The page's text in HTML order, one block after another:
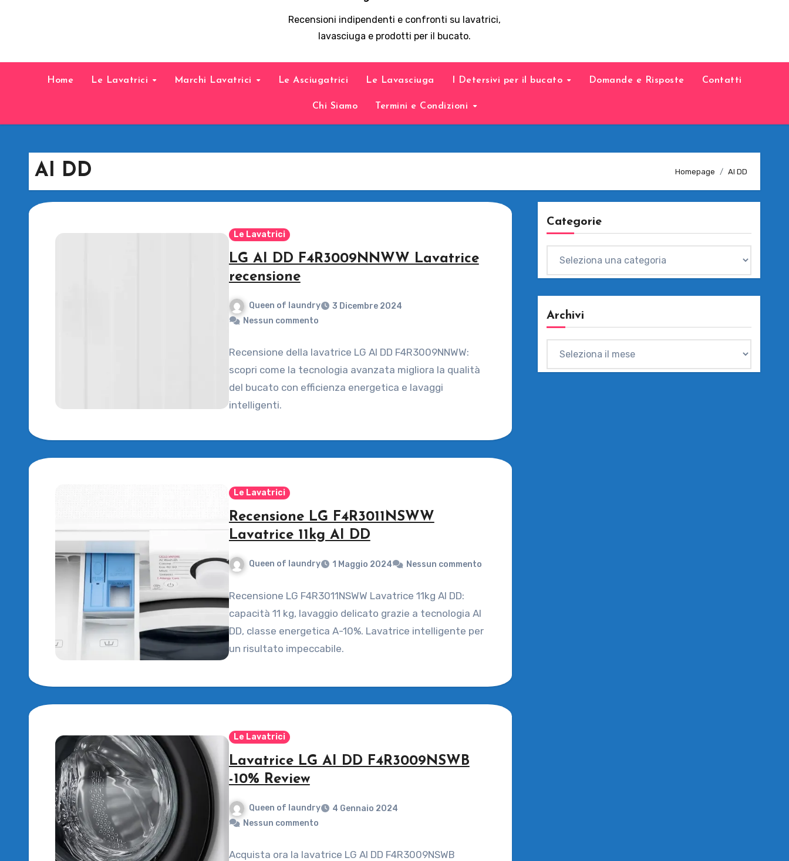
Recensioni indipendenti e confronti su lavatrici,
lavasciuga e prodotti per il bucato.
Home Le Lavatrici Marchi Lavatrici Le Asciugatrici Le Lavasciuga I Detersivi per il bucato Domande e Risposte Contatti
Chi Siamo Termini e Condizioni
AI DD Homepage AI DD
Le Lavatrici
LG AI DD F4R3009NNWW Lavatrice
recensione
Queen of laundry
3 Dicembre 2024
Nessun commento
Recensione della lavatrice LG AI DD F4R3009NNWW:
scopri come la tecnologia avanzata migliora la qualità
del bucato con efficienza energetica e lavaggi
intelligenti.
Le Lavatrici
Recensione LG F4R3011NSWW
Lavatrice 11kg AI DD
Queen of laundry 1 Maggio 2024 Nessun commento
Recensione LG F4R3011NSWW Lavatrice 11kg AI DD:
capacità 11 kg, lavaggio delicato grazie a tecnologia AI
DD, classe energetica A-10%. Lavatrice intelligente per
un risultato impeccabile.
Le Lavatrici
Lavatrice LG AI DD F4R3009NSWB
-10% Review
Queen of laundry
4 Gennaio 2024
Nessun commento
Acquista ora la lavatrice LG AI DD F4R3009NSWB
Categorie
Archivi